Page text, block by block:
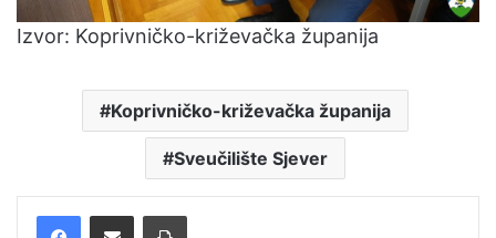
Izvor: Koprivničko-križevačka županija
Koprivničko-križevačka županija
Sveučilište Sjever